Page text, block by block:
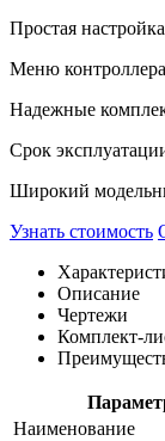
Простая
Меню
Надежные
Срок
Широкий
Узнать стоимость
Описание
Чертежи
Комплект-
Наименование